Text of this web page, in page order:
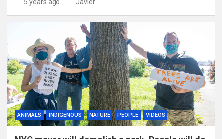
5 years ago Javier
ANIMALS INDIGENOUS NATURE PEOPLE VIDEOS